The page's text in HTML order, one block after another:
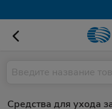
Средства для ухода